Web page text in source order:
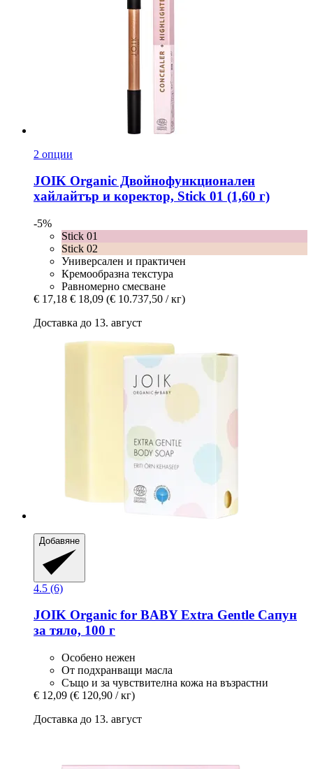
2 опции
JOIK Organic Двойнофункционален
хайлайтър и коректор, Stick 01 (1,60 г)
-5%
Stick 01
Stick 02
Универсален и практичен
Кремообразна текстура
Равномерно смесване
€ 17,18 € 18,09 (€ 10.737,50 / кг)
Доставка до 13. август
Добавяне
4.5 (6)
JOIK Organic for BABY Extra Gentle Сапун
за тяло, 100 г
Особено нежен
От подхранващи масла
Също и за чувствителна кожа на възрастни
€ 12,09 (€ 120,90 / кг)
Доставка до 13. август